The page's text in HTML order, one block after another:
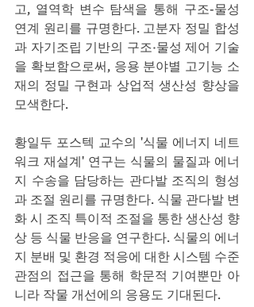
고, 열역학 변수 탐색을 통해 구조-물성
연계 원리를 규명한다. 고분자 정밀 합성
과 자기조립 기반의 구조·물성 제어 기술
을 확보함으로써, 응용 분야별 고기능 소
재의 정밀 구현과 상업적 생산성 향상을
모색한다.
황일두 포스텍 교수의 '식물 에너지 네트
워크 재설계' 연구는 식물의 물질과 에너
지 수송을 담당하는 관다발 조직의 형성
과 조절 원리를 규명한다. 식물 관다발 변
화 시 조직 특이적 조절을 통한 생산성 향
상 등 식물 반응을 연구한다. 식물의 에너
지 분배 및 환경 적응에 대한 시스템 수준
관점의 접근을 통해 학문적 기여뿐만 아
니라 작물 개선에의 응용도 기대된다.